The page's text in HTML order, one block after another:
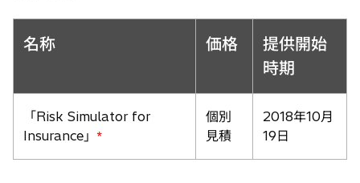
名称 価格
提供開始
時期
「Risk Simulator for
Insurance」
*
個別
見積
2018年10月
19日